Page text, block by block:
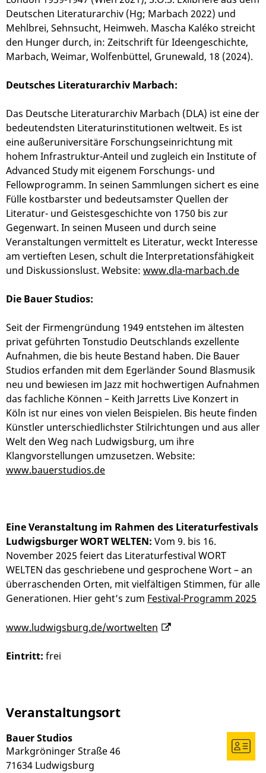
Deutschen Literaturarchiv (Hg; Marbach 2022) und
Mehlbrei, Sehnsucht, Heimweh. Mascha Kaléko streicht
den Hunger durch, in: Zeitschrift für Ideengeschichte,
Marbach, Weimar, Wolfenbüttel, Grunewald, 18 (2024).
Deutsches Literaturarchiv Marbach:
Das Deutsche Literaturarchiv Marbach (DLA) ist eine der
bedeutendsten Literaturinstitutionen weltweit. Es ist
eine außeruniversitäre Forschungseinrichtung mit
hohem Infrastruktur-Anteil und zugleich ein Institute of
Advanced Study mit eigenem Forschungs- und
Fellowprogramm. In seinen Sammlungen sichert es eine
Fülle kostbarster und bedeutsamster Quellen der
Literatur- und Geistesgeschichte von 1750 bis zur
Gegenwart. In seinen Museen und durch seine
Veranstaltungen vermittelt es Literatur, weckt Interesse
am vertieften Lesen, schult die Interpretationsfähigkeit
und Diskussionslust. Website: www.dla-marbach.de
Die Bauer Studios:
Seit der Firmengründung 1949 entstehen im ältesten
privat geführten Tonstudio Deutschlands exzellente
Aufnahmen, die bis heute Bestand haben. Die Bauer
Studios erfanden mit dem Egerländer Sound Blasmusik
neu und bewiesen im Jazz mit hochwertigen Aufnahmen
das fachliche Können – Keith Jarretts Live Konzert in
Köln ist nur eines von vielen Beispielen. Bis heute finden
Künstler unterschiedlichster Stilrichtungen und aus aller
Welt den Weg nach Ludwigsburg, um ihre
Klangvorstellungen umzusetzen. Website:
www.bauerstudios.de
Eine Veranstaltung im Rahmen des Literaturfestivals
Ludwigsburger WORT WELTEN: Vom 9. bis 16.
November 2025 feiert das Literaturfestival WORT
WELTEN das geschriebene und gesprochene Wort – an
überraschenden Orten, mit vielfältigen Stimmen, für alle
Generationen. Hier geht’s zum Festival-Programm 2025
www.ludwigsburg.de/wortwelten
Eintritt: frei
Veranstaltungsort
Bauer Studios
Markgröninger Straße 46
71634 Ludwigsburg